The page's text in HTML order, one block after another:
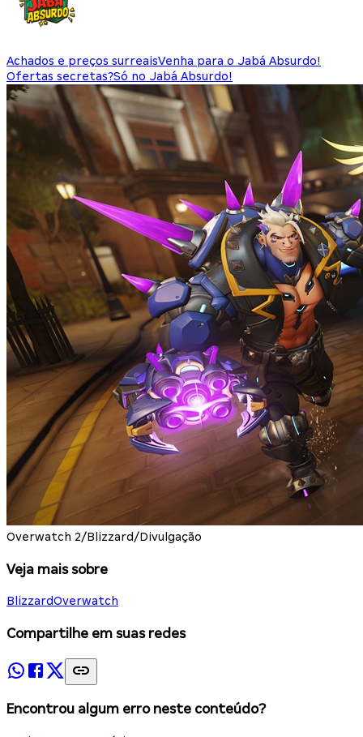
Achados e preços surreaisVenha para o Jabá Absurdo!
Ofertas secretas?Só no Jabá Absurdo!
Overwatch 2/Blizzard/Divulgação
Veja mais sobre
BlizzardOverwatch
Compartilhe em suas redes
Encontrou algum erro neste conteúdo?